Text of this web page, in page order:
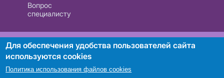
Вопрос
специалисту
РУП «Белтелеком». УНП 101007741
Для обеспечения удобства пользователей сайта
используются cookies
Политика использования файлов cookies